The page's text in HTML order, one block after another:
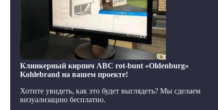
Клинкерный кирпич ABC rot-bunt «Oldenburg»
Kohlebrand на вашем проекте!
Хотите увидеть, как это будет выглядеть? Мы сделаем
визуализацию бесплатно.